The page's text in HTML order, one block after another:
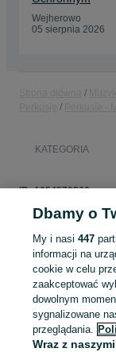
Wejherowo
05 sierpnia 2026
KATEGORIA
ID:1054570366
Zaloguj się lub
sprzedającym
Zaloguj się /
Dbamy o
My i nasi447
informacji na
cookie w celu
zaakceptować
dowolnym
sygnalizowane
przeglądania.
Wraz z